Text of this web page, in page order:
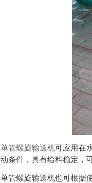
单管螺旋输送机可应用在
动条件，具有给料稳定，
单管螺旋输送机也可根据